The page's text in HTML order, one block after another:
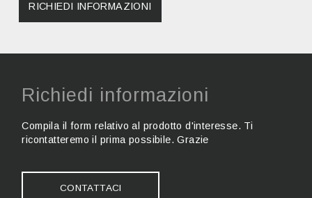
RICHIEDI INFORMAZIONI
Richiedi informazioni
Compila il form relativo al prodotto d'interesse. Ti
ricontatteremo il prima possibile. Grazie
CONTATTACI